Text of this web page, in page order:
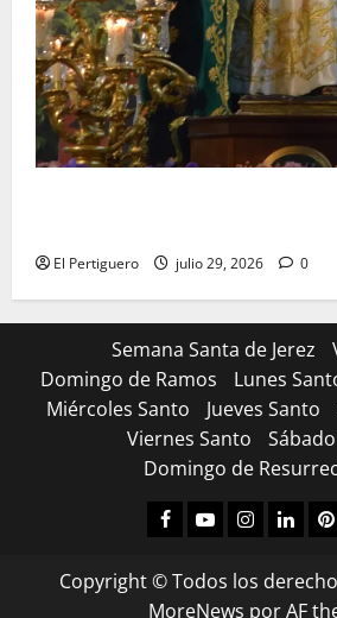
El Pertiguero julio 29, 2026 0
Semana Santa de Jerez
Domingo de Ramos
Lunes
Miércoles Santo
Jueves Santo
Viernes Santo
Domingo de
Facebook
YoutubeInstagram
Linked
Copyright © Todos los
MoreNews por AF